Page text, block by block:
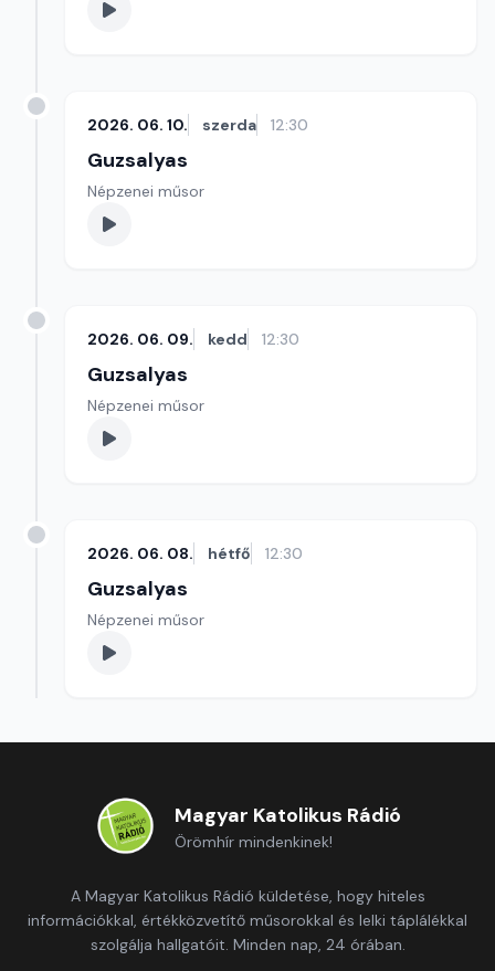
2026. 06. 10. szerda 12:30
Guzsalyas
Népzenei műsor
2026. 06. 09. kedd 12:30
Guzsalyas
Népzenei műsor
2026. 06. 08. hétfő 12:30
Guzsalyas
Népzenei műsor
Magyar Katolikus Rádió
Örömhír mindenkinek!
A Magyar Katolikus Rádió küldetése, hogy hiteles
információkkal, értékközvetítő műsorokkal és lelki táplálékkal
szolgálja hallgatóit. Minden nap, 24 órában.